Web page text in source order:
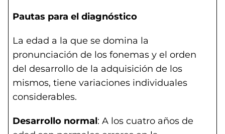
Pautas para el diagnóstico
La edad a la que se domina la
pronunciación de los fonemas y el orden
del desarrollo de la adquisición de los
mismos, tiene variaciones individuales
considerables.
Desarrollo normal: A los cuatro años de